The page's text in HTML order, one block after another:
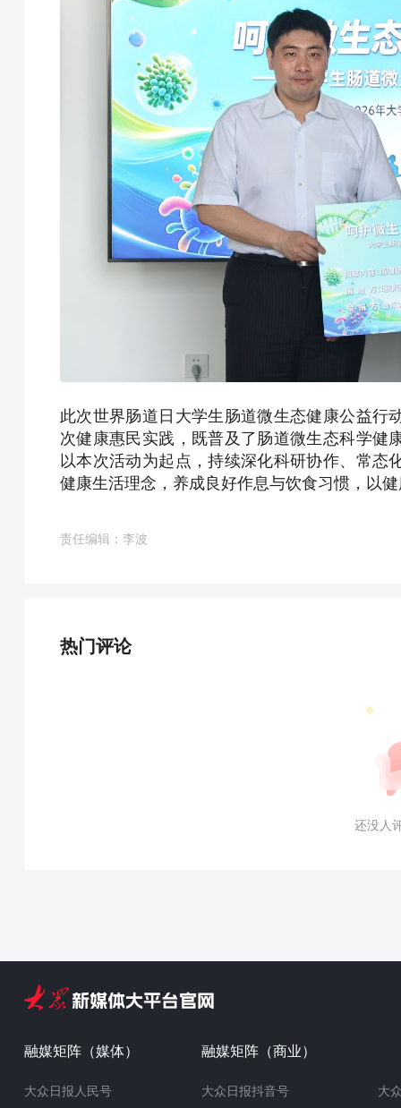
此次世界肠道日大学生肠道微生态健康公益行
次健康惠民实践，既普及了肠道微生态科学健
以本次活动为起点，持续深化科研协作、常态
健康生活理念，养成良好作息与饮食习惯，以
责任编辑：李波
热门评论
还没人
融媒矩阵（媒体）
大众日报人民号
融媒矩阵（商业）
大众日报抖音号 大